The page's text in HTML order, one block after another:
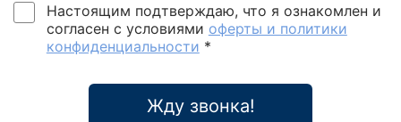
Настоящим подтверждаю, что я ознакомлен и
согласен с условиями оферты и политики
конфиденциальности *
Жду звонка!